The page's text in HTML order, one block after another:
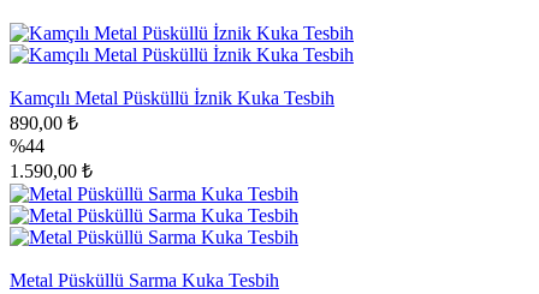
Kamçılı Metal Püsküllü İznik Kuka Tesbih
890,00 ₺
%44
1.590,00 ₺
Metal Püsküllü Sarma Kuka Tesbih